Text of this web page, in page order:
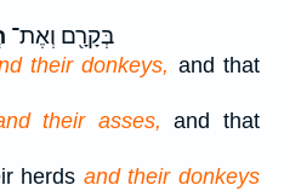
בְּקָרָ֖ם וְאֶת־
their donkeys, and that
their asses, and that
herds and their donkeys